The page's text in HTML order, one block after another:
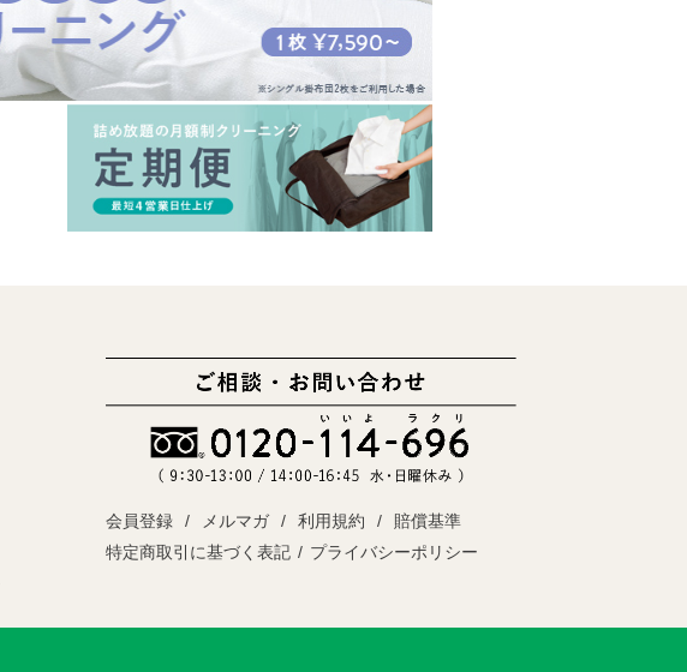
会員登録 メルマガ 利用規約
賠償基準
特定商取引に基づく表記
プライバシーポリシー